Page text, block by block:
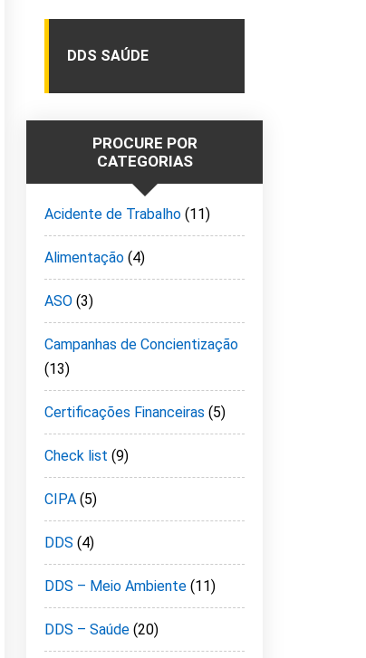
DDS SAÚDE
PROCURE POR
CATEGORIAS
Acidente de Trabalho (11)
Alimentação (4)
ASO (3)
Campanhas de Concientização
(13)
Certificações Financeiras (5)
Check list (9)
CIPA (5)
DDS (4)
DDS – Meio Ambiente (11)
DDS – Saúde (20)